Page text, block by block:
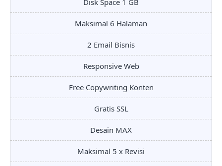
Maksimal 6 Halaman
2 Email Bisnis
Responsive Web
Free Copywriting Konten
Gratis SSL
Desain MAX
Maksimal 5 x Revisi